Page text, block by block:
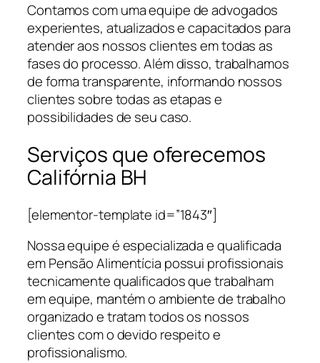
Contamos com uma equipe de advogados
experientes, atualizados e capacitados para
atender aos nossos clientes em todas as
fases do processo. Além disso, trabalhamos
de forma transparente, informando nossos
clientes sobre todas as etapas e
possibilidades de seu caso.
Serviços que oferecemos
Califórnia BH
[elementor-template id=”1843″]
Nossa equipe é especializada e qualificada
em Pensão Alimentícia possui profissionais
tecnicamente qualificados que trabalham
em equipe, mantém o ambiente de trabalho
organizado e tratam todos os nossos
clientes com o devido respeito e
profissionalismo.